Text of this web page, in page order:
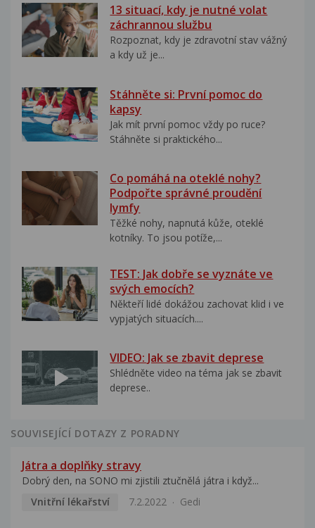
13 situací, kdy je nutné volat
záchrannou službu
Rozpoznat, kdy je zdravotní stav vážný
a kdy už je...
Stáhněte si: První pomoc do
kapsy
Jak mít první pomoc vždy po ruce?
Stáhněte si praktického...
Co pomáhá na oteklé nohy?
Podpořte správné proudění
lymfy
Těžké nohy, napnutá kůže, oteklé
kotníky. To jsou potíže,...
TEST: Jak dobře se vyznáte ve
svých emocích?
Někteří lidé dokážou zachovat klid i ve
vypjatých situacích....
VIDEO: Jak se zbavit deprese
Shlédněte video na téma jak se zbavit
deprese..
SOUVISEJÍCÍ DOTAZY Z PORADNY
Játra a doplňky stravy
Dobrý den, na SONO mi zjistili ztučnělá játra i když...
Vnitřní lékařství
7.2.2022 Gedi